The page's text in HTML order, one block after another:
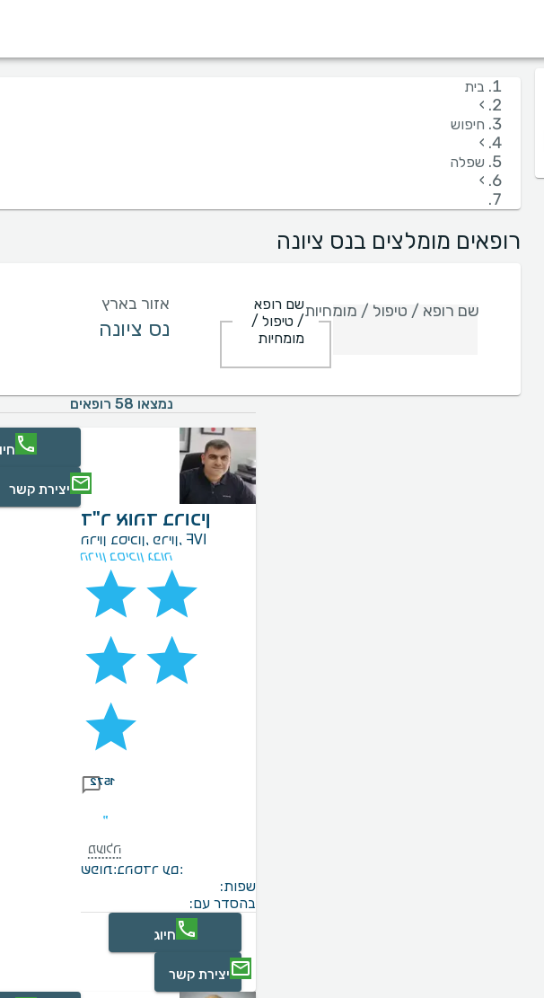
בית
›
חיפוש
›
שפלה
›
רופאים מומלצים בנס ציונה
שם רופא / טיפול / מומחיותשם רופא
/ טיפול /
מומחיות
אזור בארץ
נמצאו 58 רופאים
ד"ר אוהד ברוכין
הריון בסיכון, פריון, IVF
הריון בסיכון גבוה
1572
מעולה
שפות:בהסדר עם:
שפות:
בהסדר עם:
יצירת קשר
חיוג
יצירת קשר